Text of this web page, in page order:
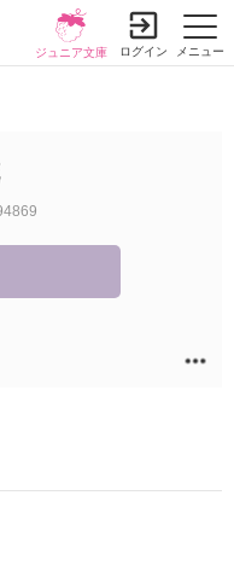
メニュー
ジュニア文庫 ログイン